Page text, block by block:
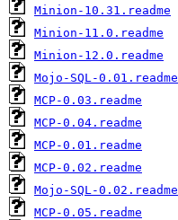
Minion-10.31.readme
Minion-11.0.readme
Minion-12.0.readme
Mojo-SQL-0.01.readme
MCP-0.03.readme
MCP-0.04.readme
MCP-0.01.readme
MCP-0.02.readme
Mojo-SQL-0.02.readme
MCP-0.05.readme